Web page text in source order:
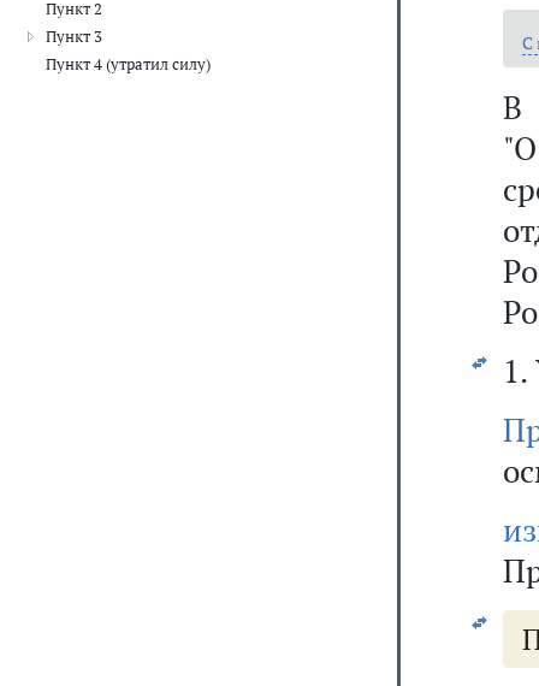
Пункт 2
Пункт 3
Пункт 4 (утратил силу)
С
В